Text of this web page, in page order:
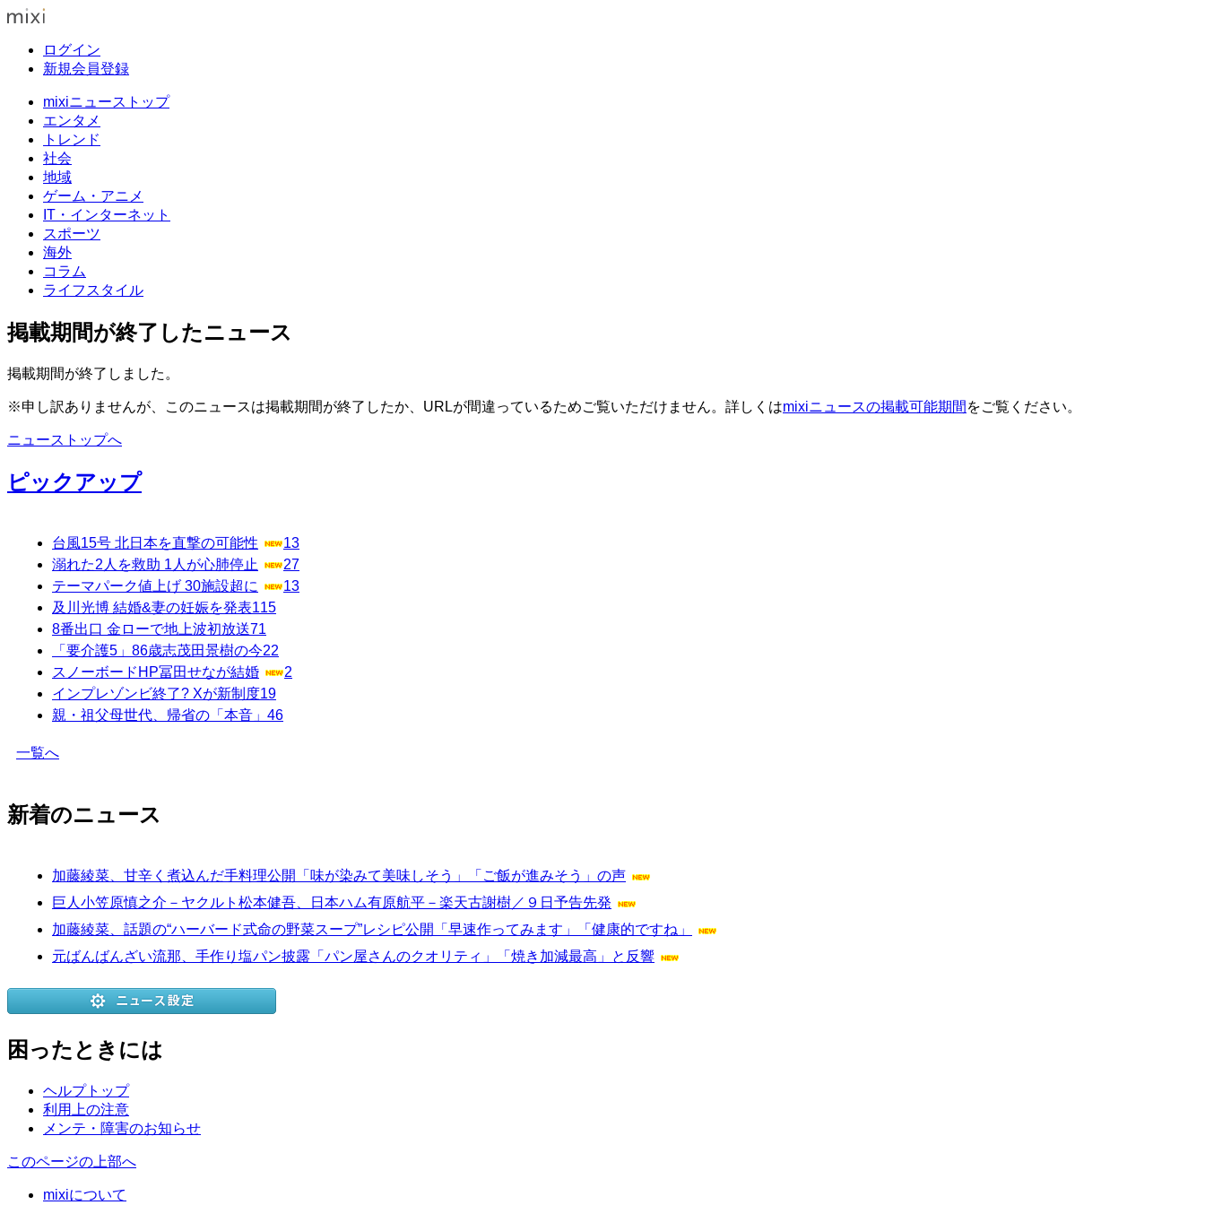
ログイン
新規会員登録
mixiニューストップ
エンタメ
トレンド
社会
地域
ゲーム・アニメ
IT・インターネット
スポーツ
海外
コラム
ライフスタイル
掲載期間が終了したニュース
掲載期間が終了しました。
※申し訳ありませんが、このニュースは掲載期間が終了したか、URLが間違っているためご覧いただけません。詳しくはmixiニュースの掲載可能期間 をご覧ください。
ニューストップへ
ピックアップ
台風15号 北日本を直撃の可能性
13
溺れた2人を救助 1人が心肺停止
27
テーマパーク値上げ 30施設超に
13
及川光博 結婚&妻の妊娠を発表115
8番出口 金ローで地上波初放送71
「要介護5」86歳志茂田景樹の今22
スノーボードHP冨田せなが結婚
2
インプレゾンビ終了? Xが新制度19
親・祖父母世代、帰省の「本音」 46
一覧へ
新着のニュース
加藤綾菜、甘辛く煮込んだ手料理公開「味が染みて美味しそう」「ご飯が進みそう」の声
巨人小笠原慎之介－ヤクルト松本健吾、日本ハム有原航平－楽天古謝樹／９日予告先発
加藤綾菜、話題の“ハーバード式命の野菜スープ”レシピ公開「早速作ってみます」「健康的ですね」
元ばんばんざい流那、手作り塩パン披露「パン屋さんのクオリティ」「焼き加減最高」と反響
困ったときには
ヘルプトップ
利用上の注意
メンテ・障害のお知らせ
このページの上部へ
mixiについて